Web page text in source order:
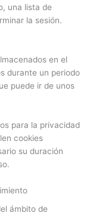
una lista de
la sesión.
en el
durante un periodo
puede ir de unos
para la privacidad
cookies
su duración
ámbito de